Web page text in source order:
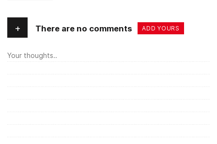
+ There are no comments ADD YOURS